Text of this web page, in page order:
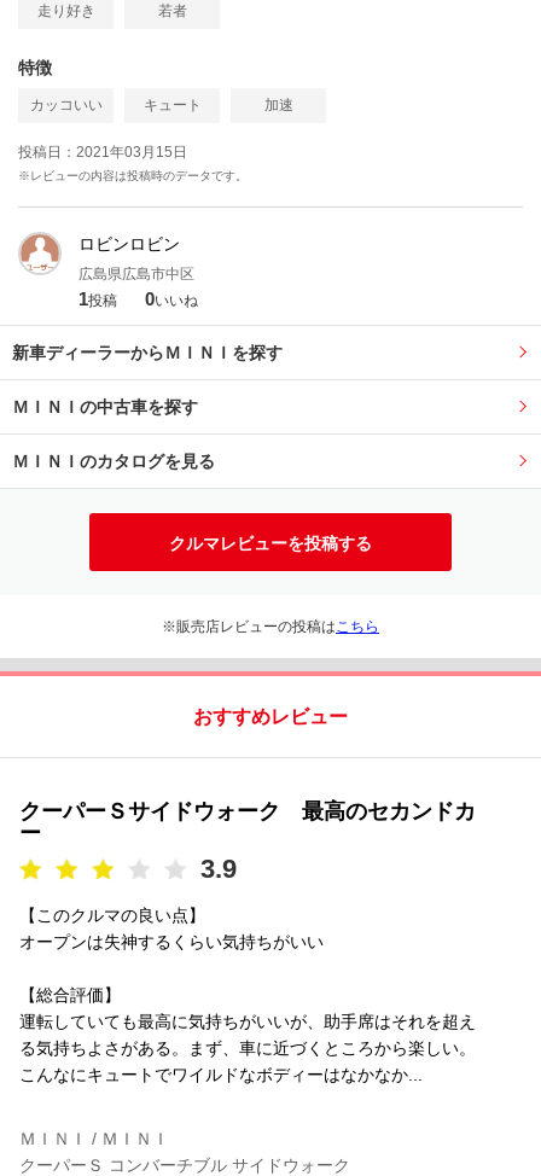
走り好き 若者
特徴
カッコいい キュート 加速
投稿日：2021年03月15日
※レビューの内容は投稿時のデータです。
ロビンロビン
広島県広島市中区
1投稿 0いいね
新車ディーラーからＭＩＮＩを探す
ＭＩＮＩの中古車を探す
ＭＩＮＩのカタログを見る
クルマレビューを投稿する
※販売店レビューの投稿は こちら
おすすめレビュー
クーパーＳサイドウォーク 最高のセカンドカ
ー
3.9
【このクルマの良い点】
オープンは失神するくらい気持ちがいい
【総合評価】
運転していても最高に気持ちがいいが、助手席はそれを超え
る気持ちよさがある。まず、車に近づくところから楽しい。
こんなにキュートでワイルドなボディーはなかなか...
ＭＩＮＩ / ＭＩＮＩ
クーパーＳ コンバーチブル サイドウォーク